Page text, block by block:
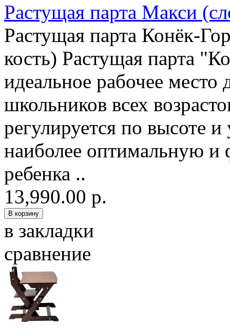
Растущая парта Макси
Растущая парта Конёк-
кость) Растущая парта
идеальное рабочее
школьников всех
регулируется по высоте
наиболее оптимальную и
ребенка ..
13,990.00 р.
в закладки
сравнение